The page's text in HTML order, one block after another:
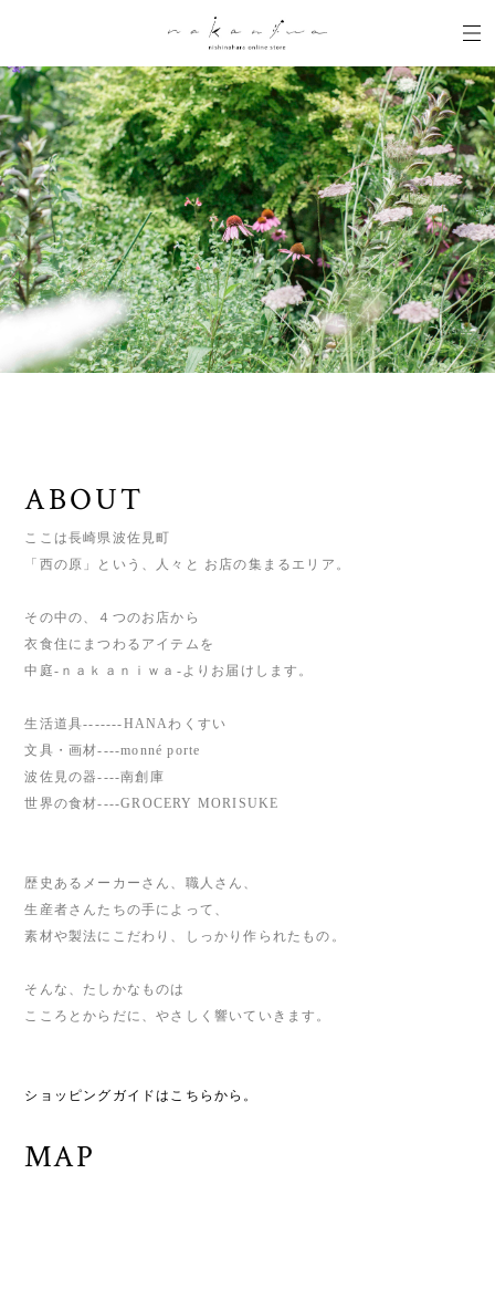
ABOUT
ここは長崎県波佐見町
「西の原」という、人々と お店の集まるエリア。
その中の、４つのお店から
衣食住にまつわるアイテムを
中庭‐ｎａｋａｎｉｗａ‐よりお届けします。
生活道具-------HANAわくすい
文具・画材----monné porte
波佐見の器----南創庫
世界の食材----GROCERY MORISUKE
歴史あるメーカーさん、職人さん、
生産者さんたちの手によって、
素材や製法にこだわり、しっかり作られたもの。
そんな、たしかなものは
こころとからだに、やさしく響いていきます。
ショッピングガイドはこちらから。
MAP